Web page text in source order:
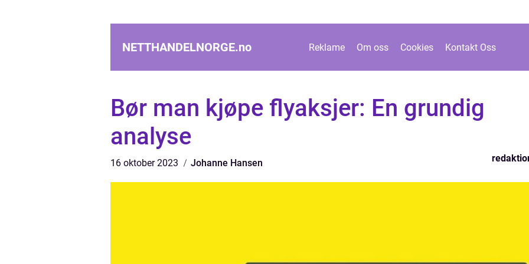
NETTHANDELNORGE.no Reklame Om oss Cookies Kontakt Oss
Bør man kjøpe flyaksjer: En grundig
analyse
16 oktober 2023 Johanne Hansen